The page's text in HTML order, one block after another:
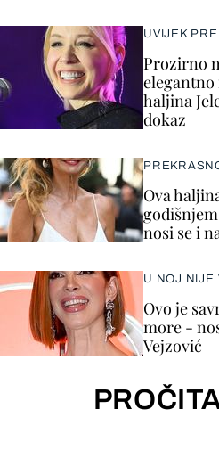
UVIJEK
Prozirno
haljina
dokaz
Ova
nosi se i
U NOJ NIJE
Ovo je
more -
Vejzović